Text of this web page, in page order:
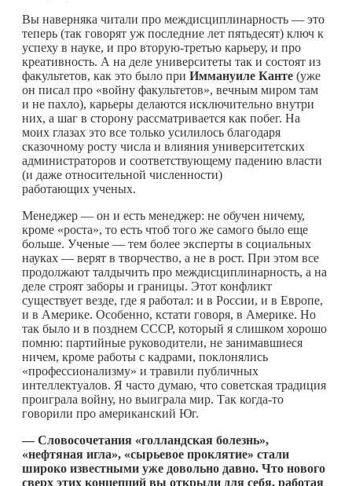
Вы наверняка читали про междисциплинарность — это
теперь (так говорят уж последние лет пятьдесят) ключ к
успеху в науке, и про вторую-третью карьеру, и про
креативность. А на деле университеты так и состоят из
факультетов, как это было при Иммануиле Канте (уже
он писал про «войну факультетов», вечным миром там
и не пахло), карьеры делаются исключительно внутри
них, а шаг в сторону рассматривается как побег. На
моих глазах это все только усилилось благодаря
сказочному росту числа и влияния университетских
администраторов и соответствующему падению власти
(и даже относительной численности)
работающих ученых.
Менеджер — он и есть менеджер: не обучен ничему,
кроме «роста», то есть чтоб того же самого было еще
больше. Ученые — тем более эксперты в социальных
науках — верят в творчество, а не в рост. При этом все
продолжают талдычить про междисциплинарность, а на
деле строят заборы и границы. Этот конфликт
существует везде, где я работал: и в России, и в Европе,
и в Америке. Особенно, кстати говоря, в Америке. Но
так было и в позднем СССР, который я слишком хорошо
помню: партийные руководители, не занимавшиеся
ничем, кроме работы с кадрами, поклонялись
«профессионализму» и травили публичных
интеллектуалов. Я часто думаю, что советская традиция
проиграла войну, но выиграла мир. Так когда-то
говорили про американский Юг.
— Словосочетания «голландская болезнь»,
«нефтяная игла», «сырьевое проклятие» стали
широко известными уже довольно давно. Что нового
сверх этих концепций вы открыли для себя, работая